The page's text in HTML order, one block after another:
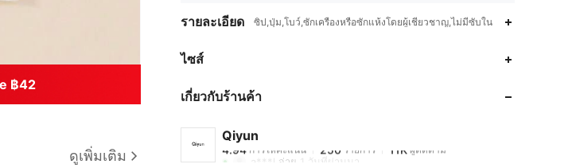
฿42
ดูเพิ่มเติม
รายละเอียด ซิป,ปุ่ม,โบว์,ซักเครื่องหรือซักแห้งโดยผู้เชี่ยวชาญ,ไม่มีซับใน
ไซส์
เกี่ยวกับร้านค้า
Qiyun
4.94
4.94
a***lจ่าย1 วันที่ผ่านมา